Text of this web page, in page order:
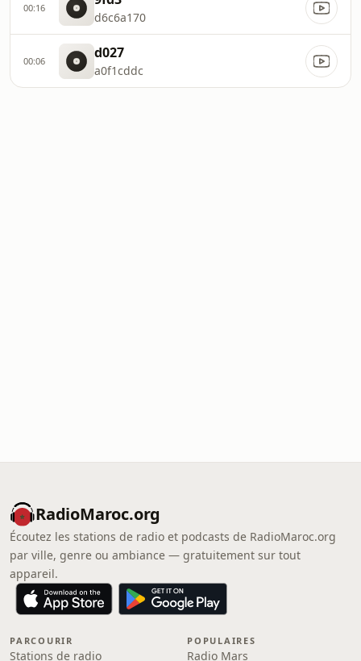
00:16
d6c6a170
00:06 d027
a0f1cddc
RadioMaroc.org
Écoutez les stations de radio et podcasts de RadioMaroc.org
par ville, genre ou ambiance — gratuitement sur tout
appareil.
PARCOURIR
Stations de radio
POPULAIRES
Radio Mars